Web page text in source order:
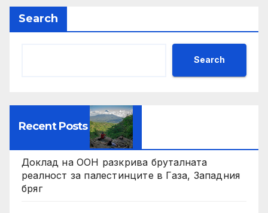
Search
Search
Recent Posts
Доклад на ООН разкрива бруталната
реалност за палестинците в Газа, Западния
бряг